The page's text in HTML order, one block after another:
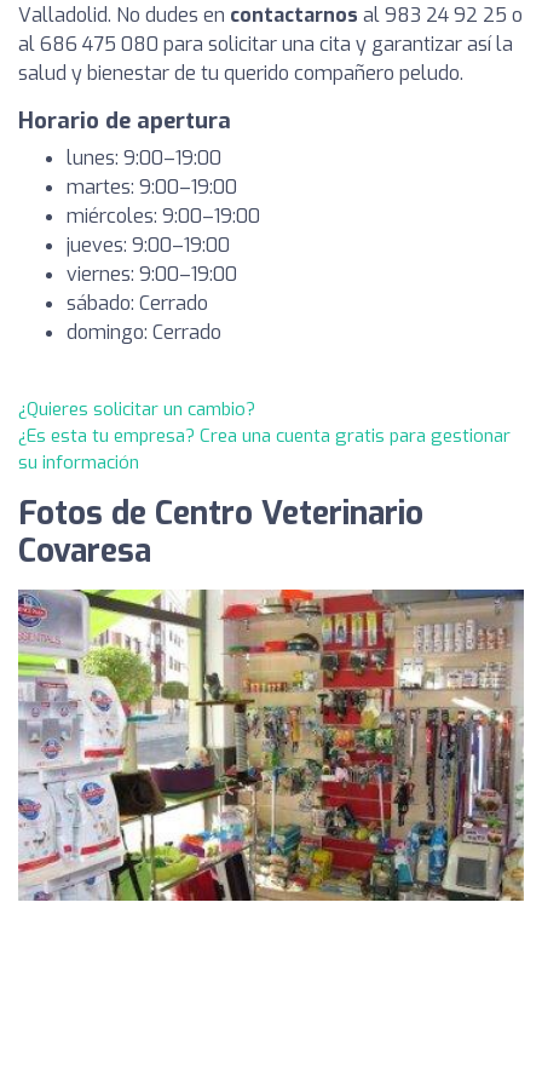
Valladolid. No dudes en contactarnos al 983 24 92 25 o
al 686 475 080 para solicitar una cita y garantizar así la
salud y bienestar de tu querido compañero peludo.
Horario de apertura
lunes: 9:00–19:00
martes: 9:00–19:00
miércoles: 9:00–19:00
jueves: 9:00–19:00
viernes: 9:00–19:00
sábado: Cerrado
domingo: Cerrado
¿Quieres solicitar un cambio?
¿Es esta tu empresa? Crea una cuenta gratis para gestionar
su información
Fotos de Centro Veterinario
Covaresa